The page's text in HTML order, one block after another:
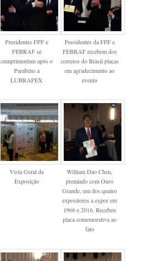
Presidentes FPF e
FEBRAF se
cumprimentam após o
Parabéns a
LUBRAPEX
Presidentes da FPF e
FEBRAF recebem dos
correios do Brasil placas
em agradecimento ao
evento
Vista Geral da
Exposição
William Dao Chen,
premiado com Ouro
Grande, um dos quatro
expositores a expor em
1966 e 2016. Recebeu
placa comemorativa ao
fato